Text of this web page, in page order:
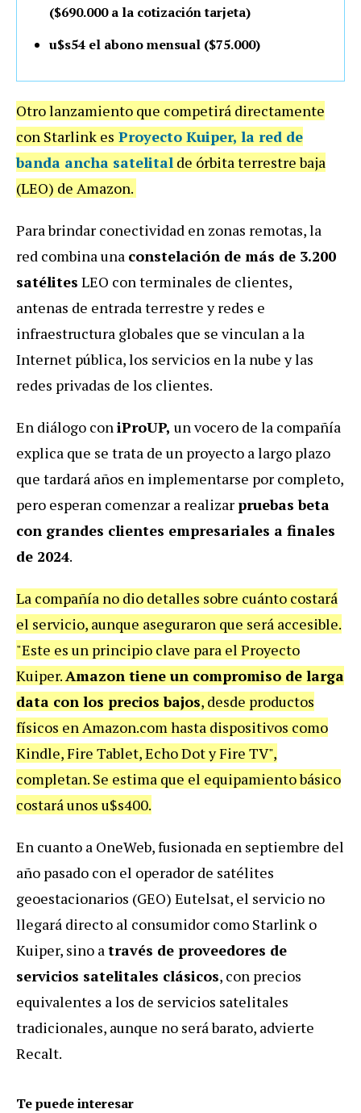
($690.000 a la cotización tarjeta)
u$s54 el abono mensual ($75.000)
Otro lanzamiento que competirá directamente
con Starlink es Proyecto Kuiper, la red de
banda ancha satelital de órbita terrestre baja
(LEO) de Amazon.
Para brindar conectividad en zonas remotas, la
red combina una constelación de más de 3.200
satélites LEO con terminales de clientes,
antenas de entrada terrestre y redes e
infraestructura globales que se vinculan a la
Internet pública, los servicios en la nube y las
redes privadas de los clientes.
En diálogo con iProUP, un vocero de la compañía
explica que se trata de un proyecto a largo plazo
que tardará años en implementarse por completo,
pero esperan comenzar a realizarpruebas beta
con grandes clientes empresariales a finales
de 2024.
La compañía no dio detalles sobre cuánto costará
el servicio, aunque aseguraron que será accesible.
"Este es un principio clave para el Proyecto
Kuiper. Amazon tiene un compromiso de larga
data con los precios bajos, desde productos
físicos en Amazon.com hasta dispositivos como
Kindle, Fire Tablet, Echo Dot y Fire TV",
completan. Se estima que el equipamiento básico
costará unos u$s400.
En cuanto a OneWeb, fusionada en septiembre del
año pasado con el operador de satélites
geoestacionarios (GEO) Eutelsat, el servicio no
llegará directo al consumidor como Starlink o
Kuiper, sino a través de proveedores de
servicios satelitales clásicos, con precios
equivalentes a los de servicios satelitales
tradicionales, aunque no será barato, advierte
Recalt.
Te puede interesar